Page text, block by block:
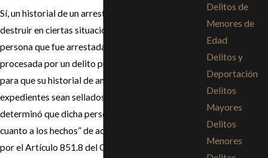
Sí, un historial de un arresto se puede sellar o
destruir en ciertas situaciones específicas. Una
persona que fue arrestada y que no ha sido
procesada por un delito puede reunir los requisitos
para que su historial de antecedentes penales y
expedientes sean sellados y destruidos. Si se
determinó que dicha persona fue “inocente en
cuanto a los hechos” de acuerdo con lo dispuesto
por el Artículo 851.8 del Código Penal y se
Delitos de
Menores de
Edad
Delitos y
Deportación
Delitos
Mayores
Delitos
Menores